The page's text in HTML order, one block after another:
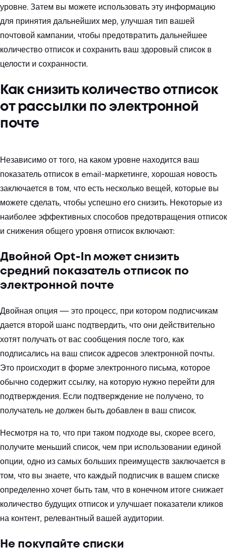
уровне. Затем вы можете использовать эту информацию
для принятия дальнейших мер, улучшая тип вашей
почтовой кампании, чтобы предотвратить дальнейшее
количество отписок и сохранить ваш здоровый список в
целости и сохранности.
Как снизить количество отписок
от рассылки по электронной
почте
Независимо от того, на каком уровне находится ваш
показатель отписок в email-маркетинге, хорошая новость
заключается в том, что есть несколько вещей, которые вы
можете сделать, чтобы успешно его снизить. Некоторые из
наиболее эффективных способов предотвращения отписок
и снижения общего уровня отписок включают:
Двойной Opt-In может снизить
средний показатель отписок по
электронной почте
Двойная опция — это процесс, при котором подписчикам
дается второй шанс подтвердить, что они действительно
хотят получать от вас сообщения после того, как
подписались на ваш список адресов электронной почты.
Это происходит в форме электронного письма, которое
обычно содержит ссылку, на которую нужно перейти для
подтверждения. Если подтверждение не получено, то
получатель не должен быть добавлен в ваш список.
Несмотря на то, что при таком подходе вы, скорее всего,
получите меньший список, чем при использовании единой
опции, одно из самых больших преимуществ заключается в
том, что вы знаете, что каждый подписчик в вашем списке
определенно хочет быть там, что в конечном итоге снижает
количество будущих отписок и улучшает показатели кликов
на контент, релевантный вашей аудитории.
Не покупайте списки